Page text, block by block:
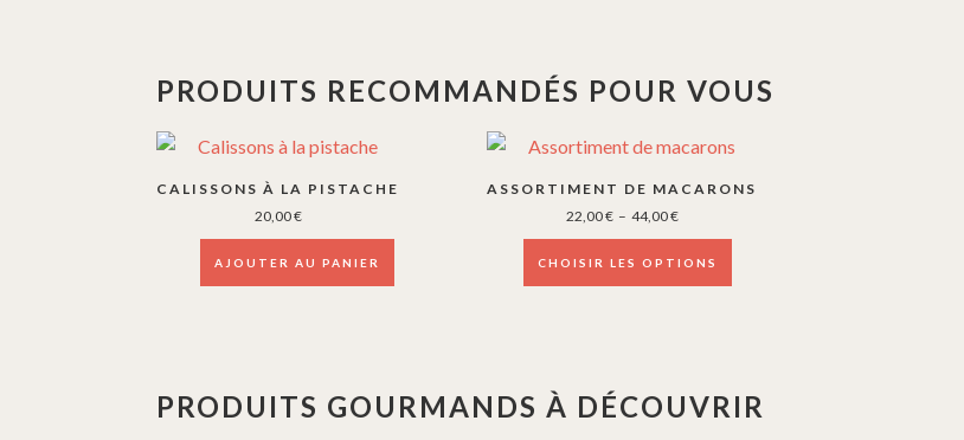
PRODUITS RECOMMANDÉS POUR VOUS
CALISSONS À LA PISTACHE
20,00€
AJOUTER AU PANIER
ASSORTIMENT DE MACARONS
22,00€ – 44,00€Plage
de
prix :
22,00 €
CHOISIR LES OPTIONS
Ce
plusieurs
variations.
être
choisies
PRODUITS GOURMANDS À DÉCOUVRIR